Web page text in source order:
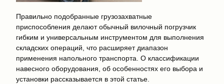
Правильно подобранные грузозахватные
приспособления делают обычный вилочный погрузчик
гибким и универсальным инструментом для выполнения
складских операций, что расширяет диапазон
применения напольного транспорта. О классификации
навесного оборудования, об особенностях его выбора и
установки рассказывается в этой статье.